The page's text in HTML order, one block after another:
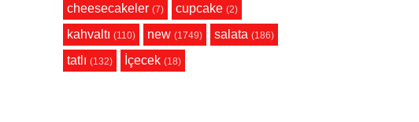
cheesecakeler (7) cupcake (2)
kahvaltı (110) new (1749) salata (186)
tatlı (132) İçecek (18)